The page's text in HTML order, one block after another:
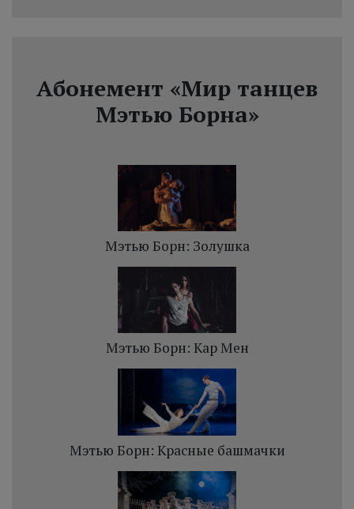
Абонемент «Мир танцев
Мэтью Борна»
Мэтью Борн: Золушка
Мэтью Борн: Кар Мен
Мэтью Борн: Красные башмачки